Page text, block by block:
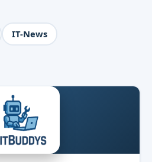
IT-News